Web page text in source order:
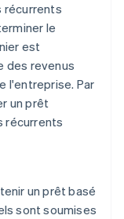
récurrents
le
est
des revenus
l'entreprise. Par
un prêt
récurrents
un prêt basé
sont soumises